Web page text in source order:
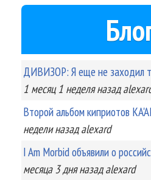
ДИВИЗОР: Я еще не заходил
1 месяц 1 неделяназад
Второй альбом киприотов
неделиназад alexard
I Am Morbid объявили о
месяца 3 дняназад alexard